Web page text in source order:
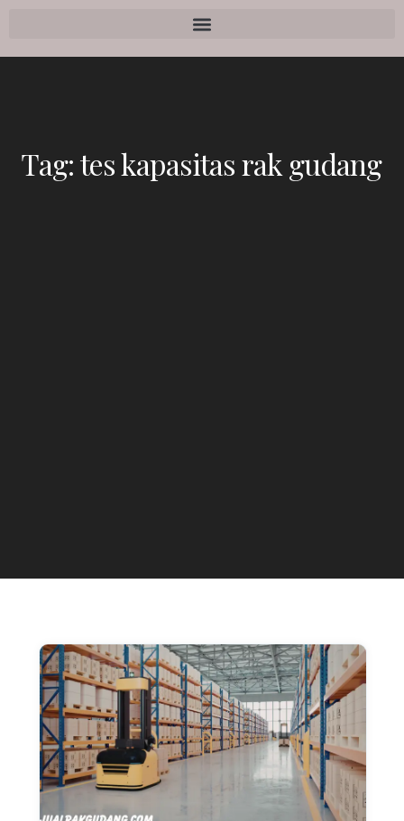
Tag:tes kapasitas rak gudang